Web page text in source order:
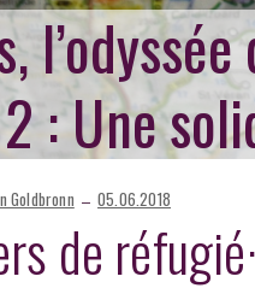
: Une
Goldbronn – 05.06.2018
de